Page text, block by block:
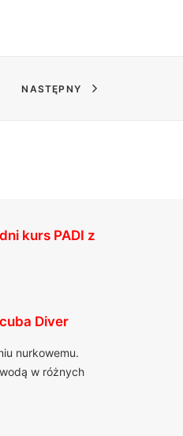
NASTĘPNY
kurs PADI z
Diver
nurkowemu.
w różnych